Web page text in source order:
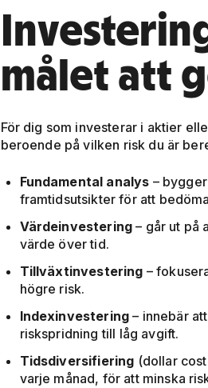
målet att
För dig som investerar i aktier
beroende på vilken risk du är
Fundamental analys –
framtidsutsikter för att
Värdeinvestering – går ut på
värde över tid.
Tillväxtinvestering –
högre risk.
Indexinvestering– innebär
riskspridning till låg avgift.
Tidsdiversifiering (dollar
varje månad, för att minska